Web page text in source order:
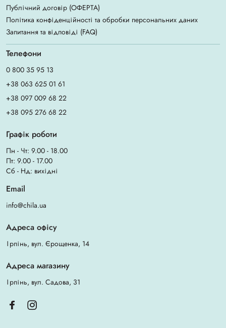
Публічний договір (ОФЕРТА)
Політика конфіденційності та обробки персональних даних
Запитання та відповіді (FAQ)
Телефони
0 800 35 95 13
+38 063 625 01 61
+38 097 009 68 22
+38 095 276 68 22
Графік роботи
Пн - Чт: 9.00 - 18.00
Пт: 9.00 - 17.00
Сб - Нд: вихідні
Email
info@chila.ua
Адреса офісу
Ірпінь, вул. Єрощенка, 14
Адреса магазину
Ірпінь, вул. Садова, 31